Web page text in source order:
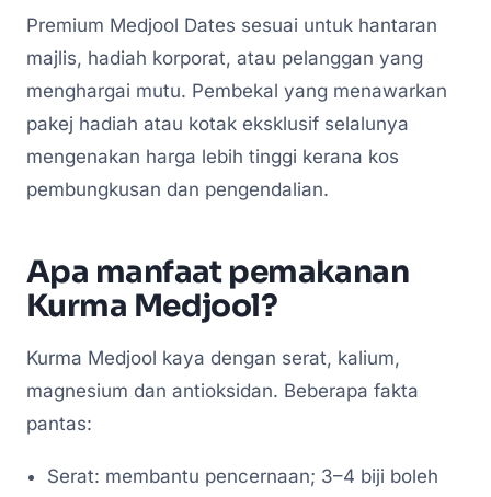
Premium Medjool Dates sesuai untuk hantaran
majlis, hadiah korporat, atau pelanggan yang
menghargai mutu. Pembekal yang menawarkan
pakej hadiah atau kotak eksklusif selalunya
mengenakan harga lebih tinggi kerana kos
pembungkusan dan pengendalian.
Apa manfaat pemakanan
Kurma Medjool?
Kurma Medjool kaya dengan serat, kalium,
magnesium dan antioksidan. Beberapa fakta
pantas:
Serat: membantu pencernaan; 3–4 biji boleh